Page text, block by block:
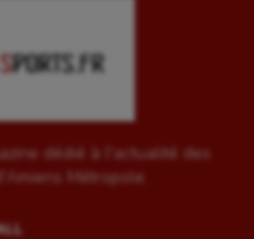
dédié à l'actualité des
Métropole.